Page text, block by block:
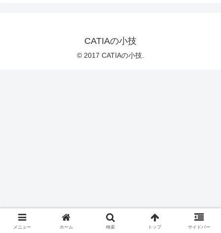
CATIAの小技
© 2017 CATIAの小技.
メニュー ホーム 検索 トップ サイドバー